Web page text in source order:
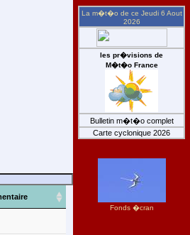
La m�t�o de ce Jeudi 6 Aout
2026
les pr�visions de
M�t�o France
Bulletin m�t�o complet
Carte cyclonique 2026
Fonds �cran